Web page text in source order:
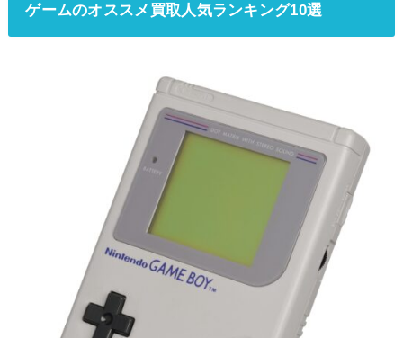
ゲームのオススメ買取人気ランキング10選